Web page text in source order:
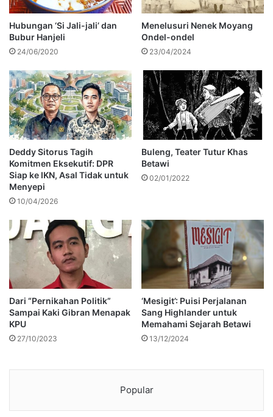
Hubungan ‘Si Jali-jali’ dan
Bubur Hanjeli
24/06/2020
Menelusuri Nenek Moyang
Ondel-ondel
23/04/2024
Deddy Sitorus Tagih
Komitmen Eksekutif: DPR
Siap ke IKN, Asal Tidak untuk
Menyepi
10/04/2026
Buleng, Teater Tutur Khas
Betawi
02/01/2022
Dari “Pernikahan Politik”
Sampai Kaki Gibran Menapak
KPU
27/10/2023
‘Mesigit’: Puisi Perjalanan
Sang Highlander untuk
Memahami Sejarah Betawi
13/12/2024
Popular